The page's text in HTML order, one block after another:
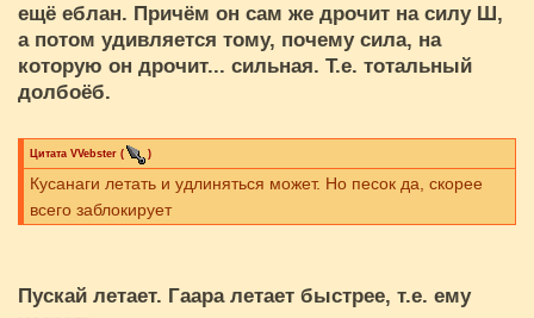
ещё еблан. Причём он сам же дрочит на силу Ш,
а потом удивляется тому, почему сила, на
которую он дрочит... сильная. Т.е. тотальный
долбоёб.
Цитата VVebster ( )
Кусанаги летать и удлиняться может. Но песок да, скорее
всего заблокирует
Пускай летает. Гаара летает быстрее, т.е. ему